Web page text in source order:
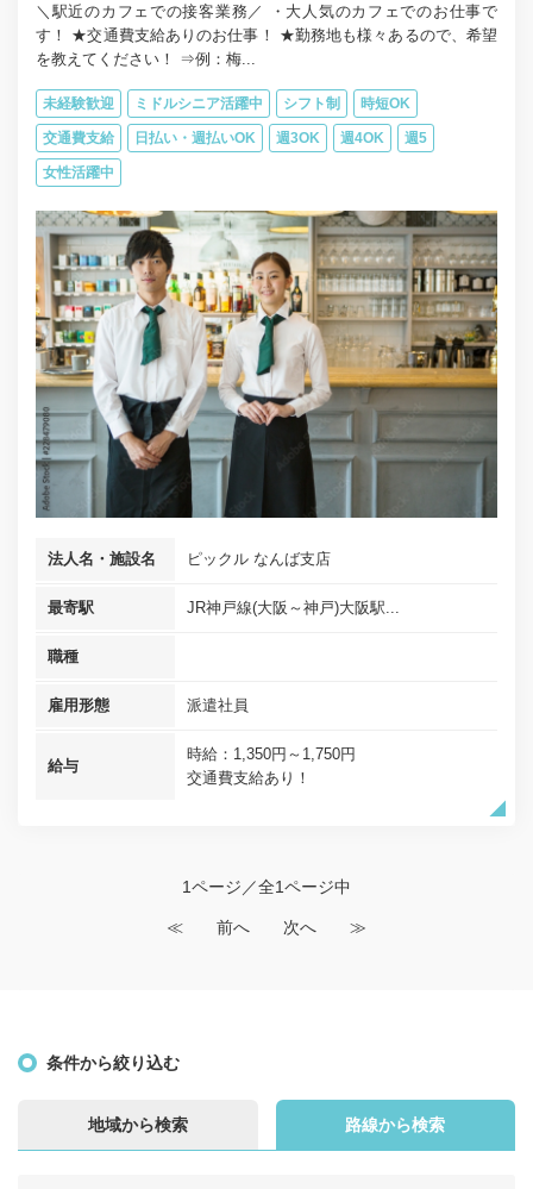
＼駅近のカフェでの接客業務／ ・大人気のカフェでのお仕事で
す！ ★交通費支給ありのお仕事！ ★勤務地も様々あるので、希望
を教えてください！ ⇒例：梅...
未経験歓迎 ミドルシニア活躍中 シフト制 時短OK
交通費支給 日払い・週払いOK 週3OK 週4OK 週5
女性活躍中
法人名・施設名 ピックル なんば支店
最寄駅 JR神戸線(大阪～神戸)大阪駅...
職種
雇用形態 派遣社員
給与
時給：1,350円～1,750円
交通費支給あり！
1ページ／全1ページ中
≪ 前へ 次へ ≫
条件から絞り込む
地域から検索 路線から検索